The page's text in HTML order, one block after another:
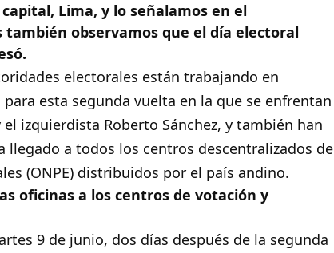
Lima, y lo señalamos en el
observamos que el día electoral
electorales están trabajando en
esta segunda vuelta en la que se enfrentan
izquierdista Roberto Sánchez, y también han
a todos los centros descentralizados de
(ONPE) distribuidos por el país andino.
oficinas a los centros de votación y
9 de junio, dos días después de la segunda